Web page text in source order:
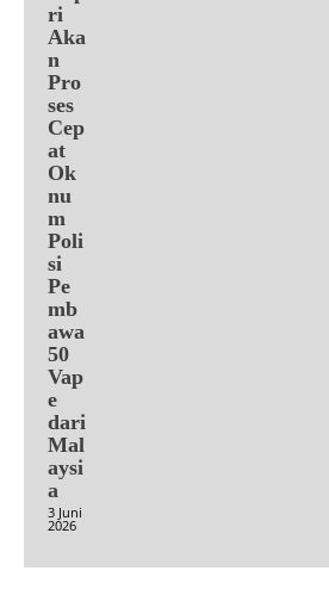
ri
Aka
n
Pro
ses
Cep
at
Ok
nu
m
Poli
si
Pe
mb
awa
50
Vap
e
dari
Mal
aysi
a
3 Juni
2026